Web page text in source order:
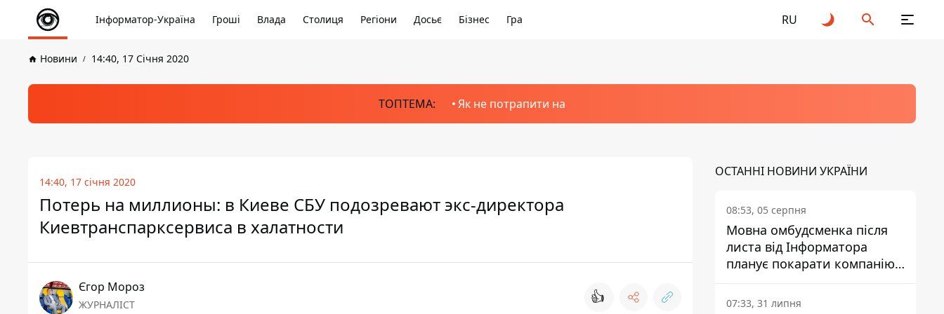
Інформатор-Україна Гроші Влада Столиця Регіони Досьє Бізнес Гра RU
Новини 14:40, 17 Січня 2020
ТОПТЕМА: Як не потрапити на
14:40, 17 січня 2020
Потерь на миллионы: в Киеве СБУ подозревают экс-директора
Киевтранспарксервиса в халатности
Єгор Мороз
ЖУРНАЛІСТ 👍
ОСТАННІ НОВИНИ УКРАЇНИ
08:53, 05 серпня
Мовна омбудсменка після
листа від Інформатора
планує покарати компанію-
підрядника ПриватБанку
07:33, 31 липня